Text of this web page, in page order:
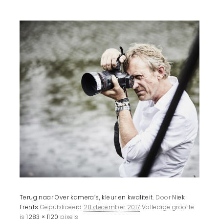
Terug naar Over kamera’s, kleur en kwaliteit. Door Niek
Erents Gepubliceerd 28 december 2017 Volledige grootte
is1283 × 1120 pixels